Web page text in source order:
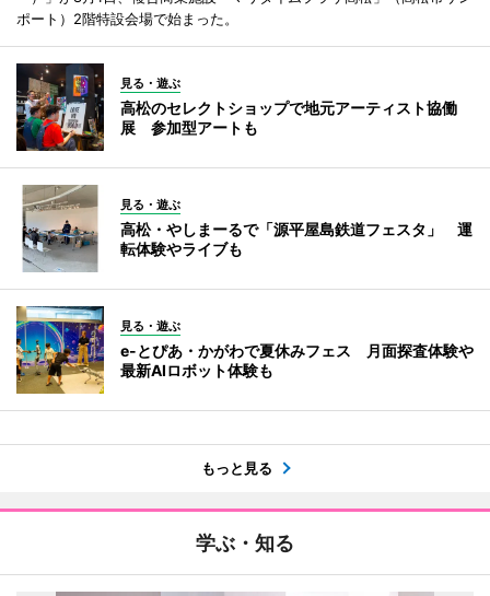
ポート）2階特設会場で始まった。
見る・遊ぶ
高松のセレクトショップで地元アーティスト協働
展 参加型アートも
見る・遊ぶ
高松・やしまーるで「源平屋島鉄道フェスタ」 運
転体験やライブも
見る・遊ぶ
e-とぴあ・かがわで夏休みフェス 月面探査体験や
最新AIロボット体験も
もっと見る
学ぶ・知る